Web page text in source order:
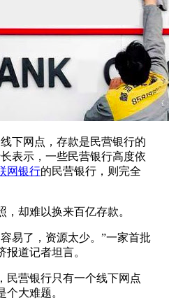
网点，存款是民营银行的
表示，一些民营银行高度依
网银行的民营银行，则完全
却难以换来百亿存款。
了，资源太少。”一家首批
报道记者坦言。
营银行只有一个线下网点
大难题。